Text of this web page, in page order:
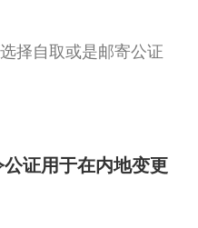
择自取或是邮寄公证
证用于在内地变更